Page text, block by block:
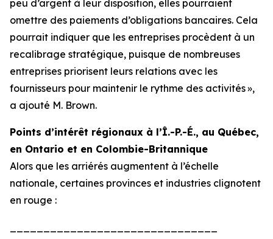
peu d’argent à leur disposition, elles pourraient
omettre des paiements d’obligations bancaires. Cela
pourrait indiquer que les entreprises procèdent à un
recalibrage stratégique, puisque de nombreuses
entreprises priorisent leurs relations avec les
fournisseurs pour maintenir le rythme des activités »,
a ajouté M. Brown.
Points d’intérêt régionaux à l’Î.-P.-É., au Québec,
en Ontario et en Colombie-Britannique
Alors que les arriérés augmentent à l’échelle
nationale, certaines provinces et industries clignotent
en rouge :